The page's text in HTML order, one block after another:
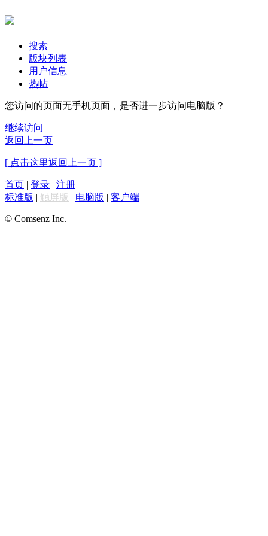
搜索
版块列表
用户信息
热帖
您访问的页面无手机页面，是否进一步访问电脑版？
继续访问
返回上一页
[ 点击这里返回上一页 ]
首页 | 登录 | 注册
标准版 | 触屏版 | 电脑版 | 客户端
© Comsenz Inc.